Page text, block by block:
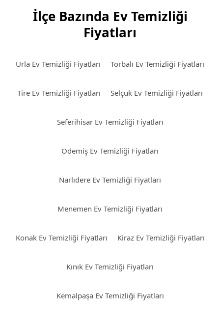
İlçe Bazında Ev Temizliği
Fiyatları
Urla Ev Temizliği Fiyatları Torbalı Ev Temizliği Fiyatları
Tire Ev Temizliği Fiyatları Selçuk Ev Temizliği Fiyatları
Seferihisar Ev Temizliği Fiyatları
Ödemiş Ev Temizliği Fiyatları
Narlıdere Ev Temizliği Fiyatları
Menemen Ev Temizliği Fiyatları
Konak Ev Temizliği Fiyatları Kiraz Ev Temizliği Fiyatları
Kınık Ev Temizliği Fiyatları
Kemalpaşa Ev Temizliği Fiyatları